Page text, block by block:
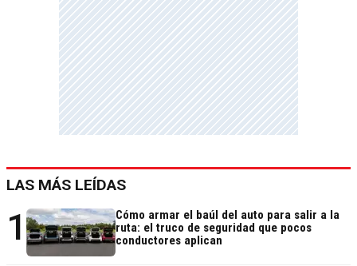
LAS MÁS LEÍDAS
1
Cómo armar el baúl del auto para salir a la
ruta: el truco de seguridad que pocos
conductores aplican